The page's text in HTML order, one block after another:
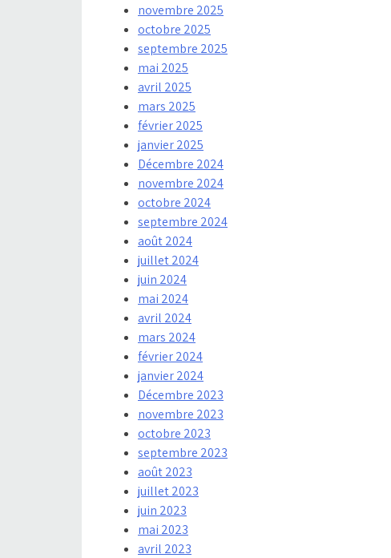
novembre 2025
octobre 2025
septembre 2025
mai 2025
avril 2025
mars 2025
février 2025
janvier 2025
Décembre 2024
novembre 2024
octobre 2024
septembre 2024
août 2024
juillet 2024
juin 2024
mai 2024
avril 2024
mars 2024
février 2024
janvier 2024
Décembre 2023
novembre 2023
octobre 2023
septembre 2023
août 2023
juillet 2023
juin 2023
mai 2023
avril 2023